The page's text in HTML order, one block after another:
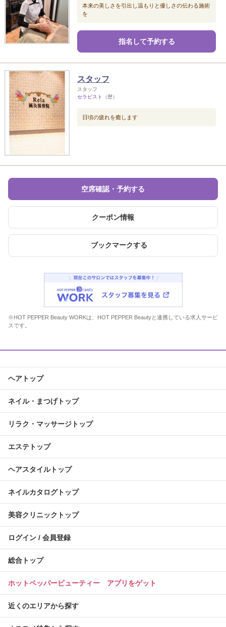
本来の美しさを引出し温もりと優しさの伝わる施術
を
指名して予約する
スタッフ
スタッフ
セラピスト
（歴）
日頃の疲れを癒します
空席確認・予約する
クーポン情報
ブックマークする
※HOT PEPPER Beauty WORKは、HOT PEPPER Beautyと連携している求人サービ
スです。
ヘアトップ
ネイル・まつげトップ
リラク・マッサージトップ
エステトップ
ヘアスタイルトップ
ネイルカタログトップ
美容クリニックトップ
ログイン / 会員登録
総合トップ
ホットペッパービューティー アプリをゲット
近くのエリアから探す